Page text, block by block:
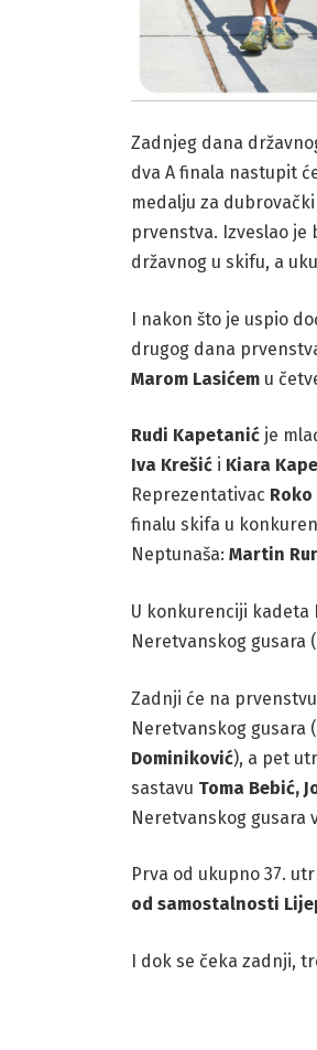
Zadnjeg dana
dva A finala nastupit
medalju za
prvenstva. Izveslao
državnog u skifu, a
I nakon što je uspio
drugog dana
Marom Lasićemu
Rudi Kapetanić je
Iva Krešići Kiara
Reprezentativac
finalu skifa u
Neptunaša: Martin
U konkurenciji kadeta
Neretvanskog gusara (
Zadnji će na
Neretvanskog gusara (
Dominiković), a pet
sastavu Toma Bebić,
Neretvanskog gusara
Prva od ukupno 37.
od samostalnosti
I dok se čeka zadnji,